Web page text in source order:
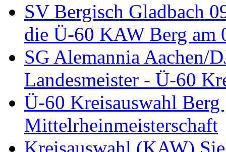
SV Bergisch Gladbach
die Ü-60 KAW Berg am
SG Alemannia Aachen/
Landesmeister - Ü-60
Ü-60 Kreisauswahl
Mittelrheinmeisterschaft